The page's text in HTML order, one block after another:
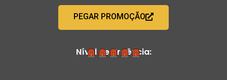
PEGAR PROMOÇÃO
Nível de Urgência: